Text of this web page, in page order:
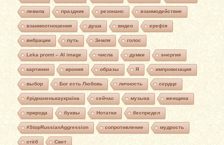
левила праздник резонанс взаимодействие
взаимоотношения душа видео ерефія
вибрации путь Земля голос
Leka promt – AI image числа думки энергия
картинки ирония образы Я импровизация
выбор Бог есть Любовь личность сердце
#ріднаненькаукраїна сейчас музыка женщина
природа буквы Нотатки беспредел
#StopRussianAggression сопротивление мудрость
стёб Свет